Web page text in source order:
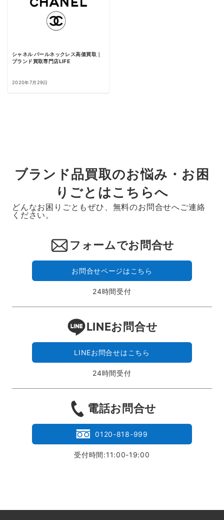
シャネル パールネックレス高価買取｜
ブランド買取専門店LIFE
2020年7月29日
ブランド品買取のお悩み・お困
りごとはこちらへ
どんなお困りごともぜひ、無料のお問合せへご連絡
ください。
フォームでお問合せ
お問合せページはこちら
24時間受付
LINEお問合せ
LINEお問合せはこちら
24時間受付
電話お問合せ
0120-818-999
受付時間:11:00-19:00